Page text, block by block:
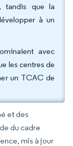
tandis que la
à un
avec
les centres de
un TCAC de
et des
du cadre
mis à jour